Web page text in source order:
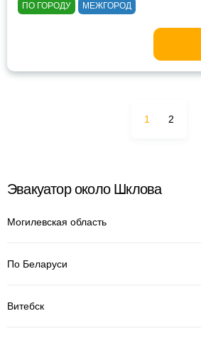
ПО ГОРОДУ МЕЖГОРОД
1 2
Эвакуатор около Шклова
Могилевская область
По Беларуси
Витебск